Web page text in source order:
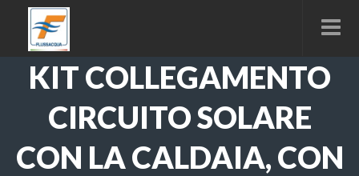
KIT COLLEGAMENTO
CIRCUITO SOLARE
CON LA CALDAIA, CON